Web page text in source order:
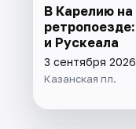
В Карелию на
и Рускеала
3 сентября
Казанская пл.